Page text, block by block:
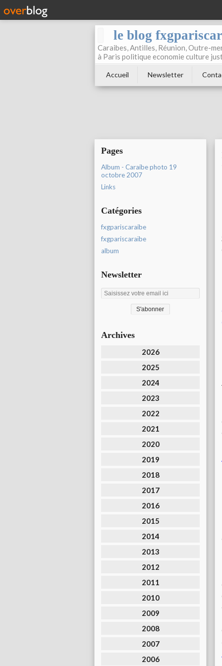
le blog
Caraibes, Antilles, Réunion, Outre-
à Paris politique economie culture
Accueil Newsletter
Pages
Album - Caraibe photo 19
octobre 2007
Links
Catégories
fxgpariscaraibe
fxgpariscaraïbe
album
Newsletter
Archives
2026
2025
2024
2023
2022
2021
2020
2019
2018
2017
2016
2015
2014
2013
2012
2011
2010
2009
2008
2007
2006